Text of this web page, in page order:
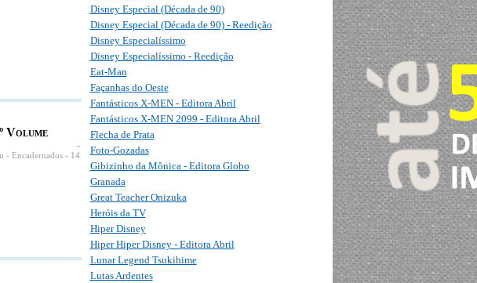
Volume
-
- Encadernados- 14
Disney Especial (Década de 90)
Disney Especial (Década de 90) - Reedição
Disney Especialíssimo
Disney Especialíssimo - Reedição
Eat-Man
Façanhas do Oeste
Fantásticos X-MEN - Editora Abril
Fantásticos X-MEN 2099 - Editora Abril
Flecha de Prata
Foto-Gozadas
Gibizinho da Mônica - Editora Globo
Granada
Great Teacher Onizuka
Heróis da TV
Hiper Disney
Hiper Hiper Disney - Editora Abril
Lunar Legend Tsukihime
Lutas Ardentes